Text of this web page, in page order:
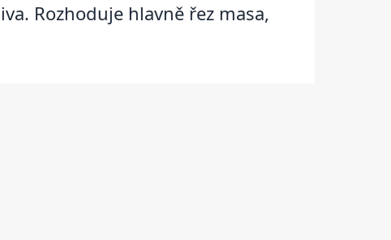
Rozhoduje hlavně řez masa,